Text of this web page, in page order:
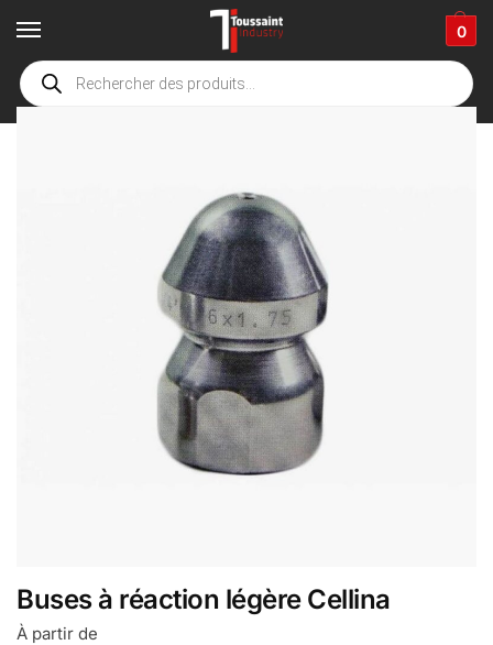
0
Accueil boutique / Accessoires de nettoyage
Buses à réaction légère Cellina
À partir de